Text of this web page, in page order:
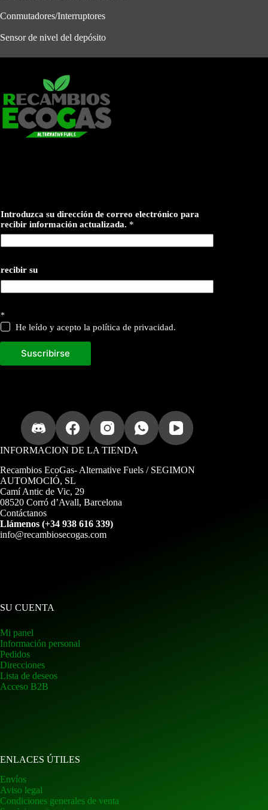
Conmutadores/Interruptores
Sensor de nivel del depósito
Introduzca su dirección de correo electrónico para
recibir información actualizada. *
recibir su
*
He leído y acepto la política de privacidad.
Suscribirse
INFORMACION DE LA TIENDA
Recambios EcoGas- Alternative Fuels / SEGIMON
AUTOMOCIÓ, SL
Camí Antic de Vic, 29
08520 Corró d’Avall, Barcelona
Contáctanos
Llámenos (+34 938 616 339)
info@recambiosecogas.com
SU CUENTA
Mi panel
Información personal
Pedidos
Direcciones
Lista de deseos
Acceso B2B
ENLACES ÚTILES
Envíos
Aviso legal
Condiciones generales de venta